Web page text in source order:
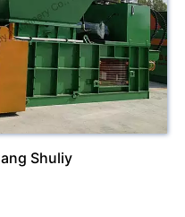
Shuliy